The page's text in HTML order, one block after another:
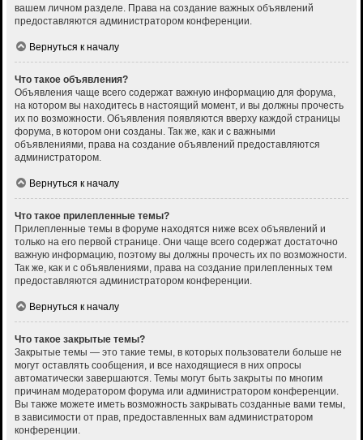
вашем личном разделе. Права на создание важных объявлений
предоставляются администратором конференции.
Вернуться к началу
Что такое объявления?
Объявления чаще всего содержат важную информацию для форума,
на котором вы находитесь в настоящий момент, и вы должны прочесть
их по возможности. Объявления появляются вверху каждой страницы
форума, в котором они созданы. Так же, как и с важными
объявлениями, права на создание объявлений предоставляются
администратором.
Вернуться к началу
Что такое прилепленные темы?
Прилепленные темы в форуме находятся ниже всех объявлений и
только на его первой странице. Они чаще всего содержат достаточно
важную информацию, поэтому вы должны прочесть их по возможности.
Так же, как и с объявлениями, права на создание прилепленных тем
предоставляются администратором конференции.
Вернуться к началу
Что такое закрытые темы?
Закрытые темы — это такие темы, в которых пользователи больше не
могут оставлять сообщения, и все находящиеся в них опросы
автоматически завершаются. Темы могут быть закрыты по многим
причинам модератором форума или администратором конференции.
Вы также можете иметь возможность закрывать созданные вами темы,
в зависимости от прав, предоставленных вам администратором
конференции.